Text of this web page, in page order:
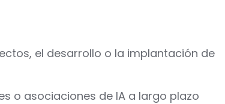
el desarrollo o la implantación de
o asociaciones de IA a largo plazo